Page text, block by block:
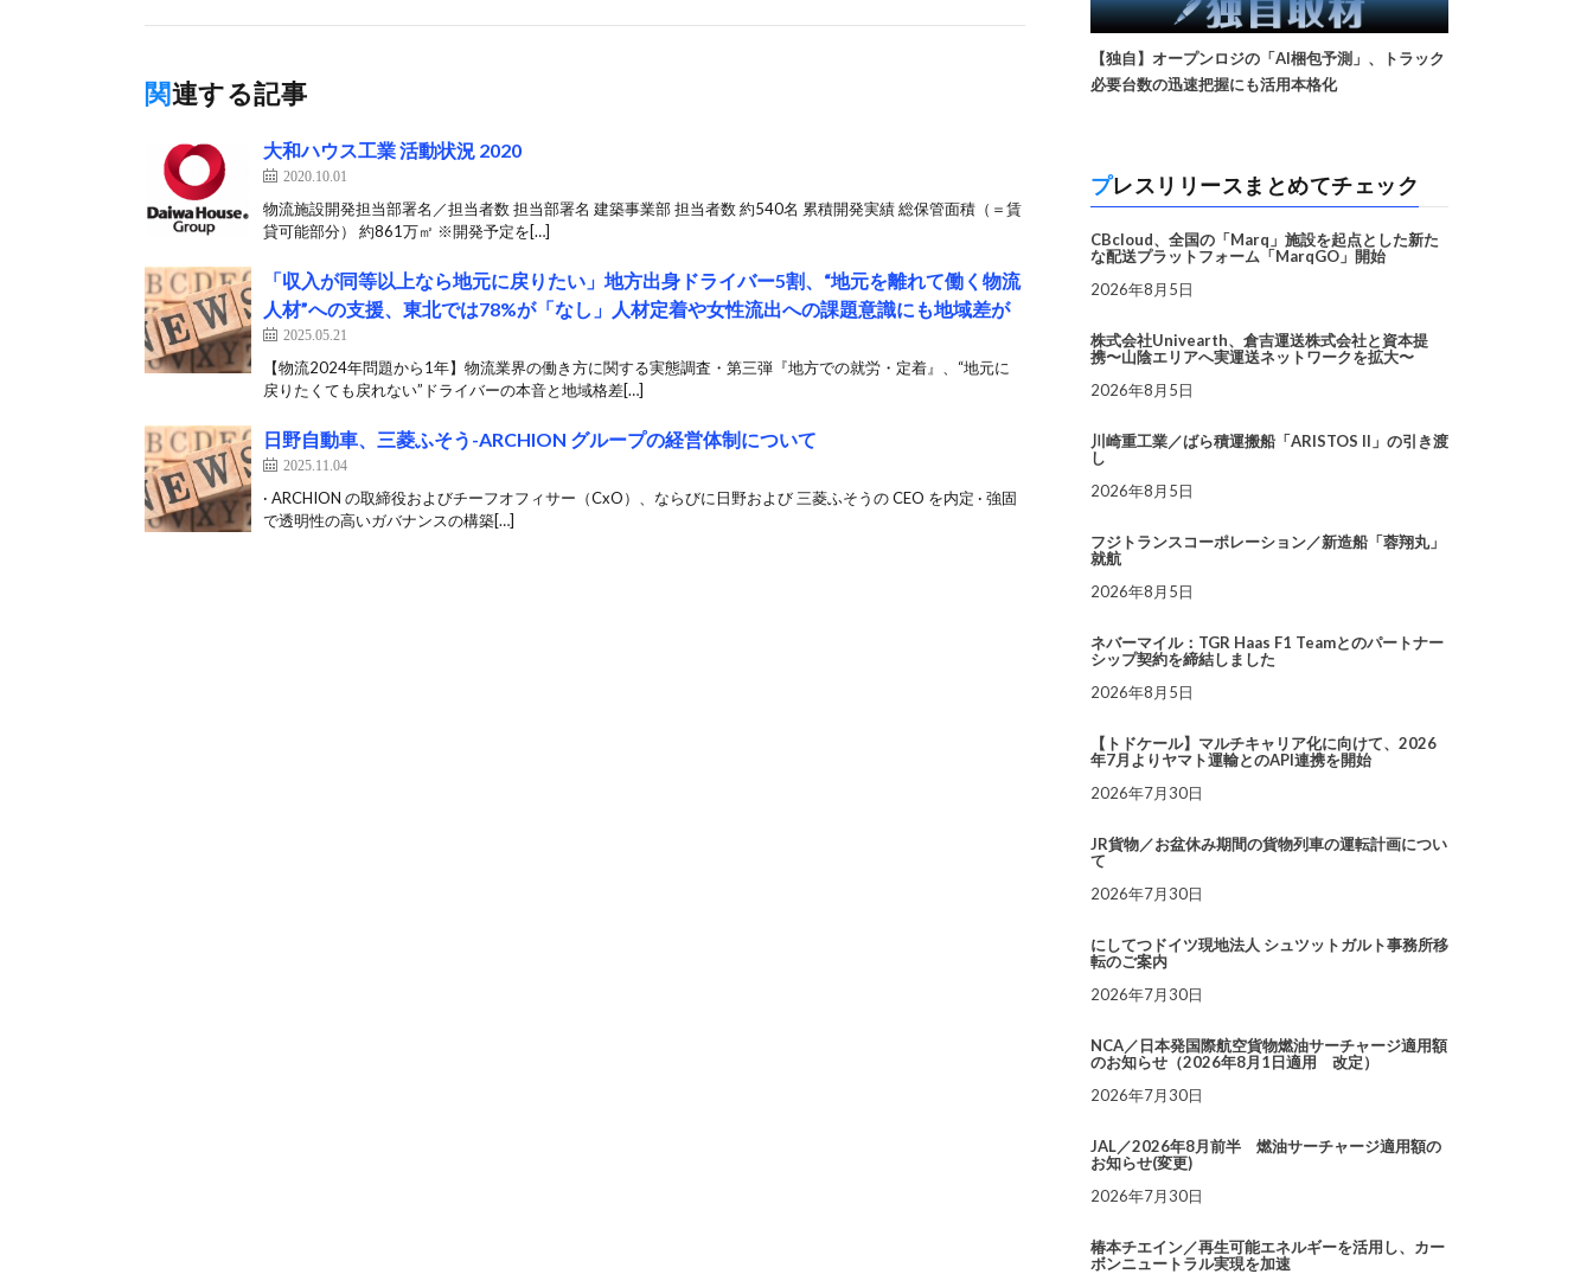
関連する記事
大和ハウス工業 活動状況 2020
2020.10.01
物流施設開発担当部署名／担当者数 担当部署名 建築事業部 担当者数 約540名 累積開発実績 総保管面積（＝賃
貸可能部分） 約861万㎡ ※開発予定を[…]
「収入が同等以上なら地元に戻りたい」地方出身ドライバー5割、“地元を離れて働く物流
人材”への支援、東北では78%が「なし」人材定着や女性流出への課題意識にも地域差が
2025.05.21
【物流2024年問題から1年】物流業界の働き方に関する実態調査・第三弾『地方での就労・定着』、“地元に
戻りたくても戻れない”ドライバーの本音と地域格差[…]
日野自動車、三菱ふそう-ARCHION グループの経営体制について
2025.11.04
· ARCHION の取締役およびチーフオフィサー（CxO）、ならびに日野および 三菱ふそうの CEO を内定 · 強固
で透明性の高いガバナンスの構築[…]
【独自】オープンロジの「AI梱包予測」、トラック
必要台数の迅速把握にも活用本格化
プレスリリースまとめてチェック
CBcloud、全国の「Marq」施設を起点とした新た
な配送プラットフォーム「MarqGO」開始
2026年8月5日
株式会社Univearth、倉吉運送株式会社と資本提
携〜山陰エリアへ実運送ネットワークを拡大〜
2026年8月5日
川崎重工業／ばら積運搬船「ARISTOS II」の引き渡
し
2026年8月5日
フジトランスコーポレーション／新造船「蓉翔丸」
就航
2026年8月5日
ネバーマイル：TGR Haas F1 Teamとのパートナー
シップ契約を締結しました
2026年8月5日
【トドケール】マルチキャリア化に向けて、2026
年7月よりヤマト運輸とのAPI連携を開始
2026年7月30日
JR貨物／お盆休み期間の貨物列車の運転計画につい
て
2026年7月30日
にしてつドイツ現地法人 シュツットガルト事務所移
転のご案内
2026年7月30日
NCA／日本発国際航空貨物燃油サーチャージ適用額
のお知らせ（2026年8月1日適用 改定）
2026年7月30日
JAL／2026年8月前半 燃油サーチャージ適用額の
お知らせ(変更)
2026年7月30日
椿本チエイン／再生可能エネルギーを活用し、カー
ボンニュートラル実現を加速